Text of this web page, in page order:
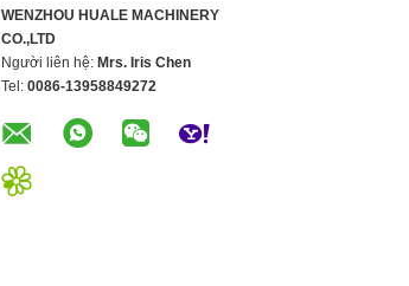
WENZHOU HUALE MACHINERY
CO.,LTD
Người liên hệ: Mrs. Iris Chen
Tel: 0086-13958849272